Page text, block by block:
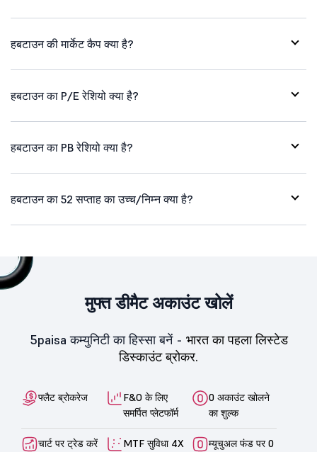
हबटाउन की मार्केट कैप क्या है?
हबटाउन का P/E रेशियो क्या है?
हबटाउन का PB रेशियो क्या है?
हबटाउन का 52 सप्ताह का उच्च/निम्न क्या है?
मुफ्त डीमैट अकाउंट खोलें
5paisa कम्युनिटी का हिस्सा बनें - भारत का पहला लिस्टेड
डिस्काउंट ब्रोकर.
फ्लैट ब्रोकरेज
F&O के लिए
समर्पित प्लेटफॉर्म
0 अकाउंट खोलने
का शुल्क
चार्ट पर ट्रेड करें
MTF सुविधा 4X
म्यूचुअल फंड पर 0